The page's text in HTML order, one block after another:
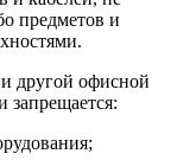
предметов и
другой офисной
запрещается: